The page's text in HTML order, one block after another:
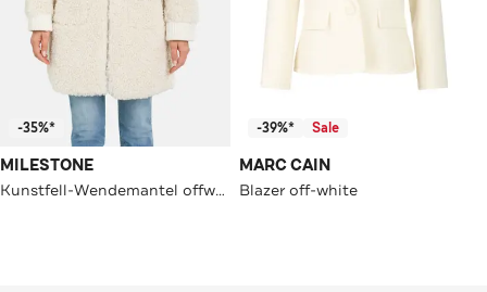
-35%*
MILESTONE
Kunstfell-Wendemantel offwhite
-39%* Sale
MARC CAIN
Blazer off-white